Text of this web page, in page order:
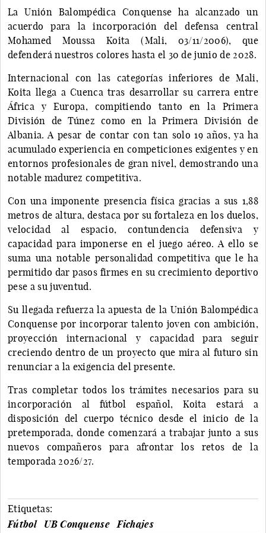
La Unión Balompédica Conquense ha alcanzado un
acuerdo para la incorporación del defensa central
Mohamed Moussa Koita (Mali, 03/11/2006), que
defenderá nuestros colores hasta el 30 de junio de 2028.
Internacional con las categorías inferiores de Mali,
Koita llega a Cuenca tras desarrollar su carrera entre
África y Europa, compitiendo tanto en la Primera
División de Túnez como en la Primera División de
Albania. A pesar de contar con tan solo 19 años, ya ha
acumulado experiencia en competiciones exigentes y en
entornos profesionales de gran nivel, demostrando una
notable madurez competitiva.
Con una imponente presencia física gracias a sus 1,88
metros de altura, destaca por su fortaleza en los duelos,
velocidad al espacio, contundencia defensiva y
capacidad para imponerse en el juego aéreo. A ello se
suma una notable personalidad competitiva que le ha
permitido dar pasos firmes en su crecimiento deportivo
pese a su juventud.
Su llegada refuerza la apuesta de la Unión Balompédica
Conquense por incorporar talento joven con ambición,
proyección internacional y capacidad para seguir
creciendo dentro de un proyecto que mira al futuro sin
renunciar a la exigencia del presente.
Tras completar todos los trámites necesarios para su
incorporación al fútbol español, Koita estará a
disposición del cuerpo técnico desde el inicio de la
pretemporada, donde comenzará a trabajar junto a sus
nuevos compañeros para afrontar los retos de la
temporada 2026/27.
Etiquetas:
Fútbol
UB Conquense Fichajes